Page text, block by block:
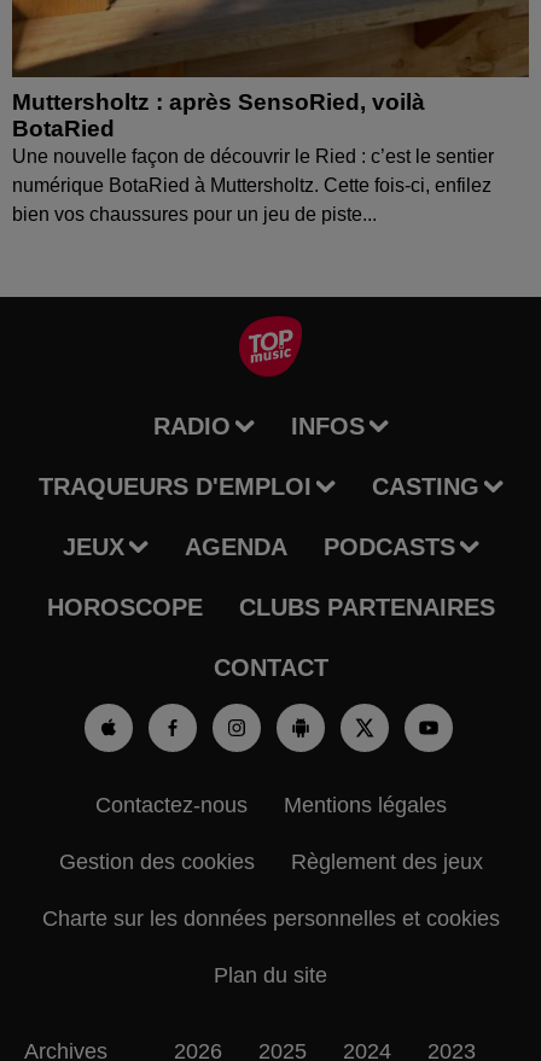
Muttersholtz : après SensoRied, voilà
BotaRied
Une nouvelle façon de découvrir le Ried : c’est le sentier
numérique BotaRied à Muttersholtz. Cette fois-ci, enfilez
bien vos chaussures pour un jeu de piste...
RADIO INFOS
TRAQUEURS D'EMPLOI CASTING
JEUX AGENDA PODCASTS
HOROSCOPE CLUBS PARTENAIRES
CONTACT
Contactez-nous Mentions légales
Gestion des cookies Règlement des jeux
Charte sur les données personnelles et cookies
Plan du site
Archives 2026 2025 2024 2023